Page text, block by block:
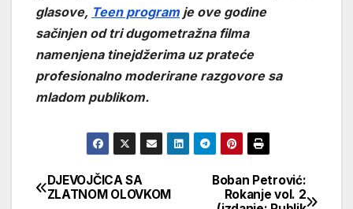
glasove, Teen programje ove godine
sačinjen od tri dugometražna filma
namenjena tinejdžerima uz prateće
profesionalno moderirane razgovore sa
mladom publikom.
Кретање
Boban Petrović:
Rokanje vol. 2
DJEVOJČICA SA
ZLATNOM OLOVKOM